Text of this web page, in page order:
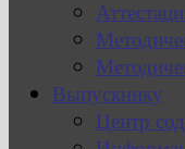
Выпускнику
Центр